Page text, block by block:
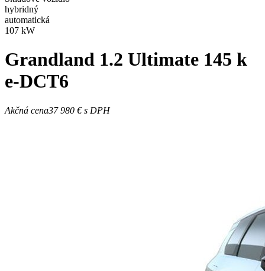
hybridný
automatická
107 kW
Grandland 1.2 Ultimate 145 k
e-DCT6
Akčná cena37 980 €s DPH